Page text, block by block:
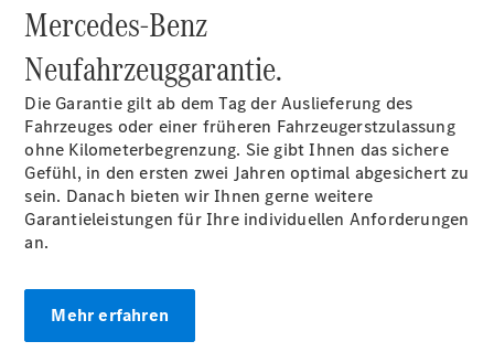
Sprinter
Sprinter
Kastenwagen
eSprinter
Sprinter
Tourer
Sprinter
Mercedes-Benz
Neufahrzeuggarantie.
Die Garantie gilt ab dem Tag der Auslieferung des
Fahrzeuges oder einer früheren Fahrzeugerstzulassung
ohne Kilometerbegrenzung. Sie gibt Ihnen das sichere
Gefühl, in den ersten zwei Jahren optimal abgesichert zu
sein. Danach bieten wir Ihnen gerne weitere
Garantieleistungen für Ihre individuellen Anforderungen
an.
Mehr erfahren